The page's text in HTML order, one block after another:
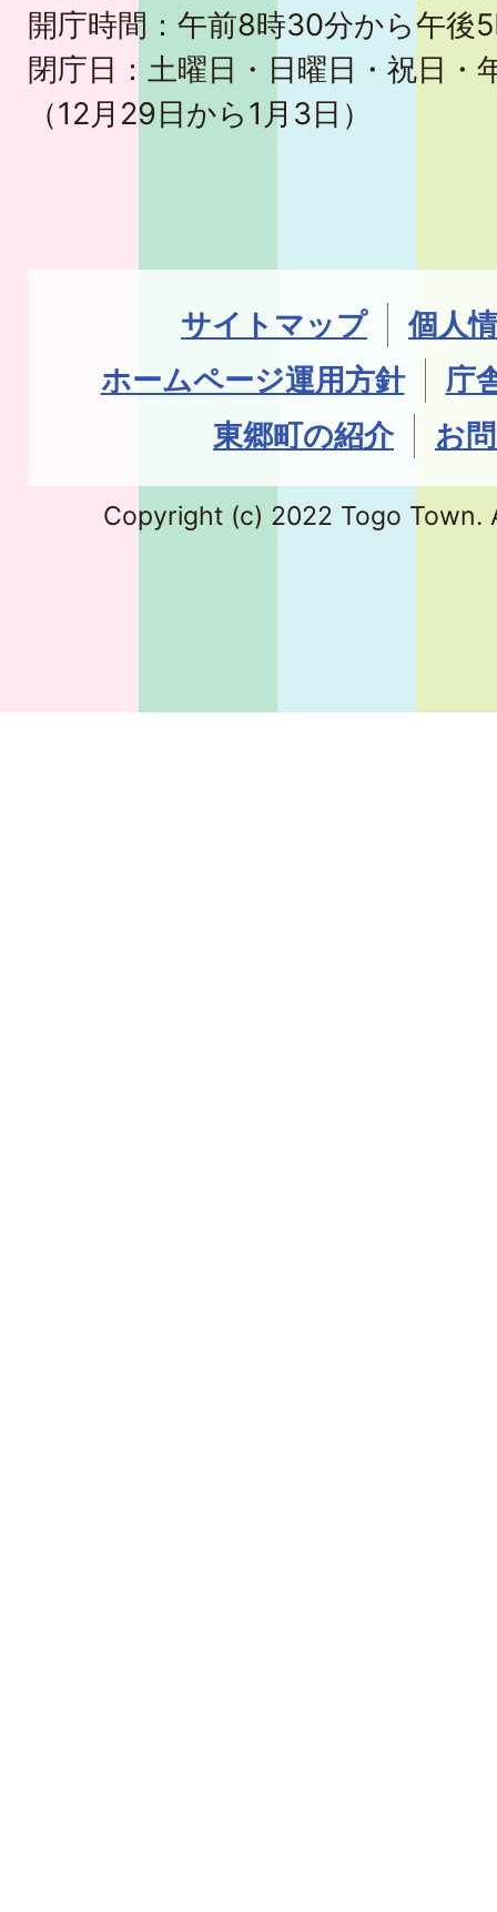
開庁時間：午前8時30分から午後
閉庁日：土曜日・日曜日・祝日・
（12月29日から1月3日）
サイトマップ
個人
ホームページ運用方針
庁
東郷町の紹介
お
Copyright (c) 2022 Togo Town.